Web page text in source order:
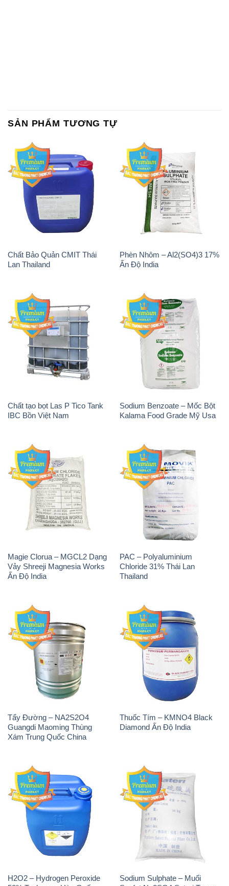
SẢN PHẨM TƯƠNG TỰ
Chất Bảo Quản CMIT Thái
Lan Thailand
Phèn Nhôm – Al2(SO4)3 17%
Ấn Độ India
Chất tạo bọt Las P Tico Tank
IBC Bồn Việt Nam
Sodium Benzoate – Mốc Bột
Kalama Food Grade Mỹ Usa
Magie Clorua – MGCL2 Dạng
Vảy Shreeji Magnesia Works
Ấn Độ India
PAC – Polyaluminium
Chloride 31% Thái Lan
Thailand
Tẩy Đường – NA2S2O4
Guangdi Maoming Thùng
Xám Trung Quốc China
Thuốc Tím – KMNO4 Black
Diamond Ấn Độ India
H2O2 – Hydrogen Peroxide
Sodium Sulphate – Muối